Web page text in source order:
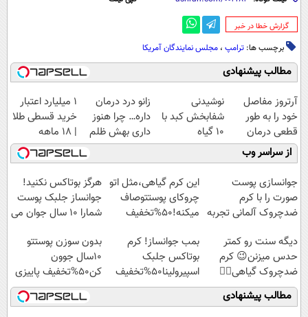
‌گزارش خطا در خبر
برچسب ها: ترامپ ، مجلس نمایندگان آمریکا
مطالب پیشنهادی
آرتروز مفاصل
خود را به طور
قطعی درمان
کنید!
◗پرسش‌نامه◖
نوشیدنی
شفابخش کبد با
10 گیاه
موثر(تخفیف تا
امشب)
زانو درد درمان
داره… چرا هنوز
داری بهش ظلم
می‌کنی؟
۱ میلیارد اعتبار
خرید قسطی طلا
| ۱۸ ماهه
پرداخت کن
از سراسر وب
جوانسازی پوست
صورت را با کرم
ضدچروک آلمانی تجربه
این کرم گیاهی،مثل اتو
چروکای پوستتوصاف
میکنه!50%تخفیف
هرگز بوتاکس نکنید!
جوانساز جلبک پوست
شمارا ۱۰ سال جوان می
دیگه سنت رو کمتر
حدس میزنن😉 کرم
ضدچروک گیاهی👈🏻
45%تخفیف
بمب جوانساز! کرم
بوتاکس جلبک
اسپیرولینا50%تخفیف
بدون سوزن پوستتو
10سال جوون
کن50%تخفیف پاییزی
مطالب پیشنهادی